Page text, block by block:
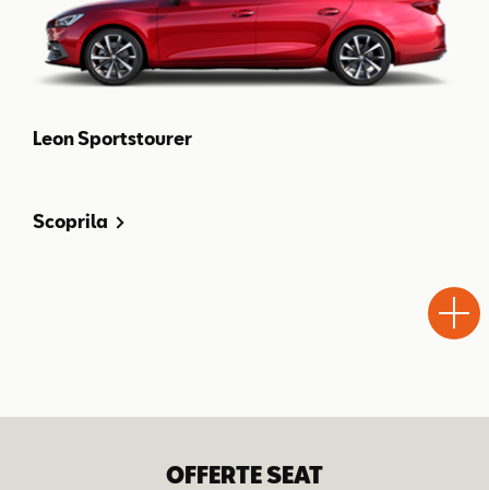
Leon Sportstourer
Scoprila
OFFERTE SEAT
Drive
Chiama